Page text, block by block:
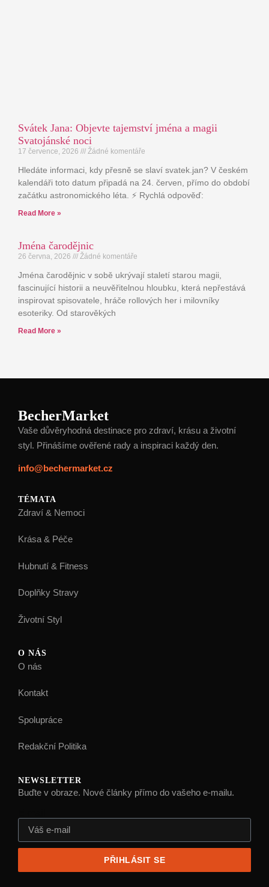
Svátek Jana: Objevte tajemství jména a magii
Svatojánské noci
17 července, 2026 Žádné komentáře
Hledáte informaci, kdy přesně se slaví svatek.jan? V českém
kalendáři toto datum připadá na 24. červen, přímo do období
začátku astronomického léta. ⚡ Rychlá odpověď:
Read More »
Jména čarodějnic
26 června, 2026 Žádné komentáře
Jména čarodějnic v sobě ukrývají staletí starou magii,
fascinující historii a neuvěřitelnou hloubku, která nepřestává
inspirovat spisovatele, hráče rollových her i milovníky
esoteriky. Od starověkých
Read More »
BecherMarket
Vaše důvěryhodná destinace pro zdraví, krásu a životní
styl. Přinášíme ověřené rady a inspiraci každý den.
info@bechermarket.cz
TÉMATA
Zdraví & Nemoci
Krása & Péče
Hubnutí & Fitness
Doplňky Stravy
Životní Styl
O NÁS
O nás
Kontakt
Spolupráce
Redakční Politika
NEWSLETTER
Buďte v obraze. Nové články přímo do vašeho e-mailu.
PŘIHLÁSIT SE